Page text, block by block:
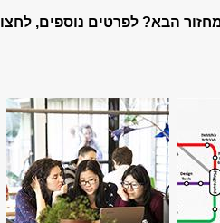
הבא? לפרטים נוספים, לחצו